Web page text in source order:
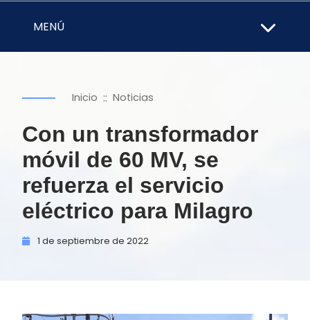
MENÚ
Inicio :: Noticias
Con un transformador
móvil de 60 MV, se
refuerza el servicio
eléctrico para Milagro
1 de septiembre de 2022